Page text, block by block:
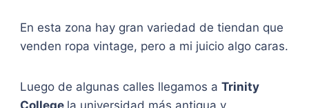
En esta zona hay gran variedad de tiendan que
venden ropa vintage, pero a mi juicio algo caras.
Luego de algunas calles llegamos a Trinity
College la universidad más antigua y